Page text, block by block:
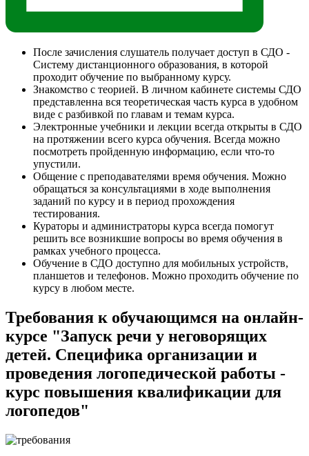
После зачисления слушатель получает доступ в СДО -
Систему дистанционного образования, в которой
проходит обучение по выбранному курсу.
Знакомство с теорией. В личном кабинете системы СДО
представленна вся теоретическая часть курса в удобном
виде с разбивкой по главам и темам курса.
Электронные учебники и лекции всегда открыты в СДО
на протяжении всего курса обучения. Всегда можно
посмотреть пройденную информацию, если что-то
упустили.
Общение с преподавателями время обучения. Можно
обращаться за консультациями в ходе выполнения
заданий по курсу и в период прохождения
тестирования.
Кураторы и администраторы курса всегда помогут
решить все возникшие вопросы во время обучения в
рамках учебного процесса.
Обучение в СДО доступно для мобильных устройств,
планшетов и телефонов. Можно проходить обучение по
курсу в любом месте.
Требования к обучающимся на онлайн-
курсе "Запуск речи у неговорящих
детей. Специфика организации и
проведения логопедической работы -
курс повышения квалификации для
логопедов"